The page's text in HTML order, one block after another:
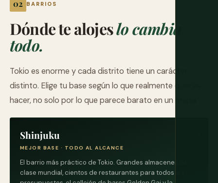
BARRIOS
Dónde te alojeslo cambia
todo.
Tokio es enorme y cada distrito tiene un carácter
distinto. Elige tu base según lo que realmente quieras
hacer, no solo por lo que parece barato en un mapa.
Shinjuku
MEJOR BASE · TODO AL ALCANCE
El barrio más práctico de Tokio. Grandes almacenes de
clase mundial, cientos de restaurantes para todos los